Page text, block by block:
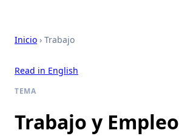
Inicio › Trabajo
Read in English
TEMA
Trabajo y Empleo